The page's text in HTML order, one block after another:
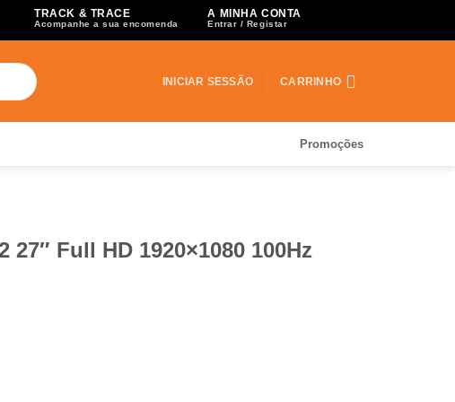
TRACK & TRACE
Acompanhe a sua encomenda
A MINHA CONTA
Entrar / Registar
INICIAR SESSÃO CARRINHO
Promoções
27″ Full HD 1920×1080 100Hz